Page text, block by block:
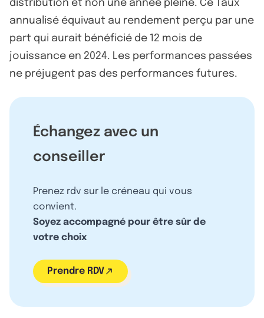
distribution et non une année pleine. Ce Taux
annualisé équivaut au rendement perçu par une
part qui aurait bénéficié de 12 mois de
jouissance en 2024. Les performances passées
ne préjugent pas des performances futures.
Échangez avec un
conseiller
Prenez rdv sur le créneau qui vous
convient.
Soyez accompagné pour être sûr de
votre choix
Prendre RDV